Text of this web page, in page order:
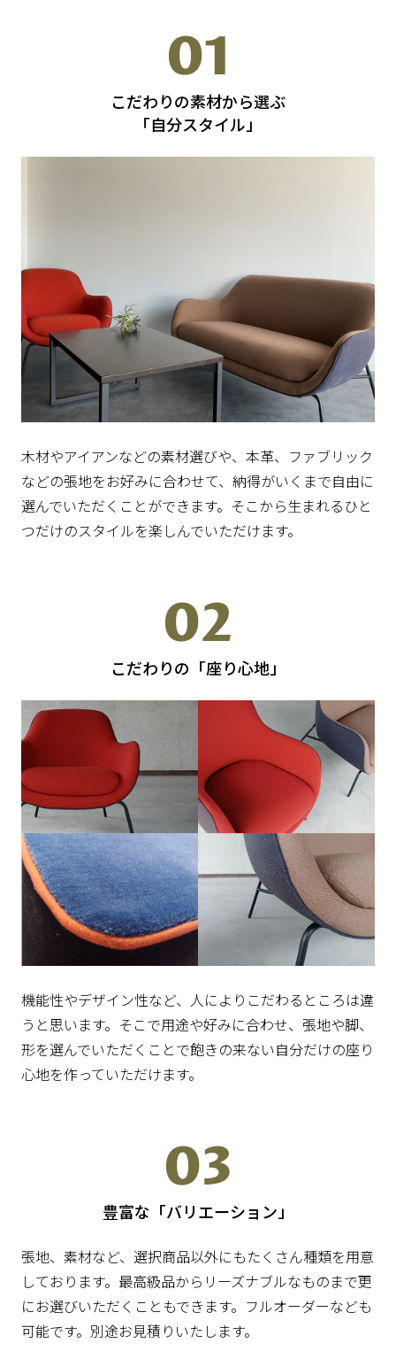
01
こだわりの素材から選ぶ
「自分スタイル」
木材やアイアンなどの素材選びや、本革、ファブリック
などの張地をお好みに合わせて、納得がいくまで自由に
選んでいただくことができます。そこから生まれるひと
つだけのスタイルを楽しんでいただけます。
02
こだわりの「座り心地」
機能性やデザイン性など、人によりこだわるところは違
うと思います。そこで用途や好みに合わせ、張地や脚、
形を選んでいただくことで飽きの来ない自分だけの座り
心地を作っていただけます。
03
豊富な「バリエーション」
張地、素材など、選択商品以外にもたくさん種類を用意
しております。 最高級品からリーズナブルなものまで更
にお選びいただくこともできます。 フルオーダーなども
可能です。別途お見積りいたします。